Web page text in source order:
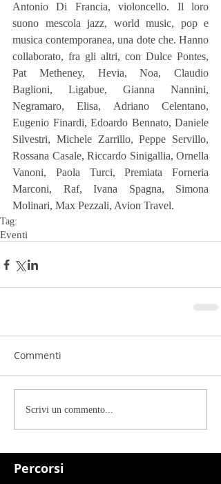
Percorsi
Antonio Di Francia, violoncello. Il loro
suono mescola jazz, world music, pop e
musica contemporanea, una dote che. Hanno
collaborato, fra gli altri, con Dulce Pontes,
Pat Metheney, Hevia, Noa, Claudio
Baglioni, Ligabue, Gianna Nannini,
Negramaro, Elisa, Adriano Celentano,
Eugenio Finardi, Edoardo Bennato, Daniele
Silvestri, Michele Zarrillo, Peppe Servillo,
Rossana Casale, Riccardo Sinigallia, Ornella
Vanoni, Paola Turci, Premiata Forneria
Marconi, Raf, Ivana Spagna, Simona
Molinari, Max Pezzali, Avion Travel.
Tag:
Eventi
Commenti
Scrivi un commento...